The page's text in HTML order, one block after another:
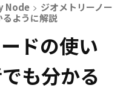
Node
ジオメトリーノー
るように解説
ドの使い
も分かる